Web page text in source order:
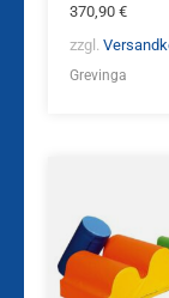
370,90 €
zzgl.
Grevinga